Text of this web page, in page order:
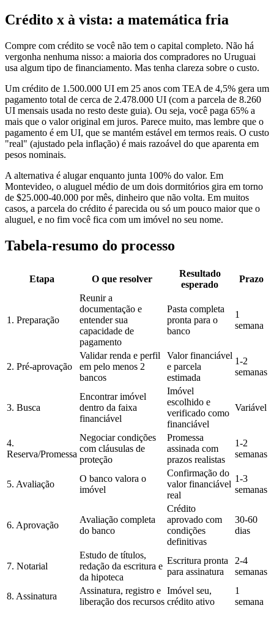
Crédito x à vista: a matemática fria
Compre com crédito se você não tem o capital completo. Não há
vergonha nenhuma nisso: a maioria dos compradores no Uruguai
usa algum tipo de financiamento. Mas tenha clareza sobre o custo.
Um crédito de 1.500.000 UI em 25 anos com TEA de 4,5% gera um
pagamento total de cerca de 2.478.000 UI (com a parcela de 8.260
UI mensais usada no resto deste guia). Ou seja, você paga 65% a
mais que o valor original em juros. Parece muito, mas lembre que o
pagamento é em UI, que se mantém estável em termos reais. O custo
"real" (ajustado pela inflação) é mais razoável do que aparenta em
pesos nominais.
A alternativa é alugar enquanto junta 100% do valor. Em
Montevideo, o aluguel médio de um dois dormitórios gira em torno
de $25.000-40.000 por mês, dinheiro que não volta. Em muitos
casos, a parcela do crédito é parecida ou só um pouco maior que o
aluguel, e no fim você fica com um imóvel no seu nome.
Tabela-resumo do processo
Etapa O que resolver
Resultado
esperado
Prazo
1. Preparação
Reunir a
documentação e
entender sua
capacidade de
pagamento
Pasta completa
pronta para o
banco
1
semana
2. Pré-aprovação
Validar renda e perfil
em pelo menos 2
bancos
Valor financiável
e parcela
estimada
1-2
semanas
3. Busca
Encontrar imóvel
dentro da faixa
financiável
Imóvel
escolhido e
verificado como
financiável
Variável
4.
Reserva/Promessa
Negociar condições
com cláusulas de
proteção
Promessa
assinada com
prazos realistas
1-2
semanas
5. Avaliação
O banco valora o
imóvel
Confirmação do
valor financiável
real
1-3
semanas
6. Aprovação
Avaliação completa
do banco
Crédito
aprovado com
condições
definitivas
30-60
dias
7. Notarial
Estudo de títulos,
redação da escritura e
da hipoteca
Escritura pronta
para assinatura
2-4
semanas
8. Assinatura
Assinatura, registro e
liberação dos recursos
Imóvel seu,
crédito ativo
1
semana